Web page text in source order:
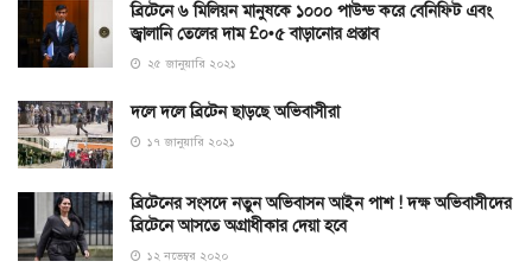
ব্রিটেনে ৬ মিলিয়ন মানুষকে ১০০০ পাউন্ড করে বেনিফিট এবং
জ্বালানি তেলের দাম £০•৫ বাড়ানোর প্রস্তাব
২৫ জানুয়ারি ২০২১
দলে দলে ব্রিটেন ছাড়ছে অভিবাসীরা
১৭ জানুয়ারি ২০২১
ব্রিটেনের সংসদে নতুন অভিবাসন আইন পাশ ! দক্ষ অভিবাসীদের
ব্রিটেনে আসতে অগ্রাধীকার দেয়া হবে
১২ নভেম্বর ২০২০